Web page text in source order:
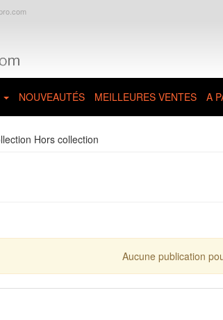
NOUVEAUTÉS MEILLEURES VENTES A
Hors collection
Aucune publication